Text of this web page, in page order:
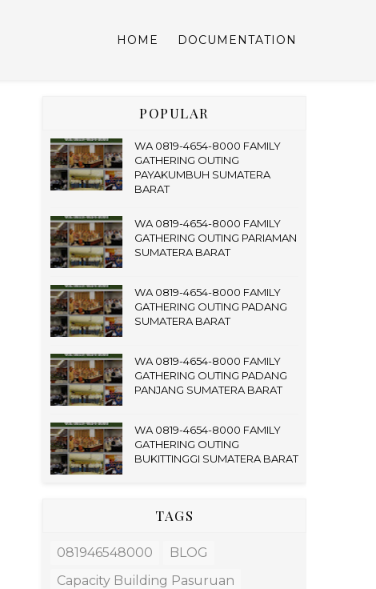
HOME DOCUMENTATION
POPULAR
WA 0819-4654-8000 FAMILY
GATHERING OUTING
PAYAKUMBUH SUMATERA
BARAT
WA 0819-4654-8000 FAMILY
GATHERING OUTING PARIAMAN
SUMATERA BARAT
WA 0819-4654-8000 FAMILY
GATHERING OUTING PADANG
SUMATERA BARAT
WA 0819-4654-8000 FAMILY
GATHERING OUTING PADANG
PANJANG SUMATERA BARAT
WA 0819-4654-8000 FAMILY
GATHERING OUTING
BUKITTINGGI SUMATERA BARAT
TAGS
081946548000
BLOG
Capacity Building Pasuruan